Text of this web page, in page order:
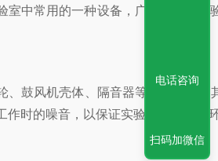
室中常用的一种设备，广泛应用于
、鼓风机壳体、隔音器等部分组
的噪音，以保证实验室内的安静环
电话咨询
扫码加微信